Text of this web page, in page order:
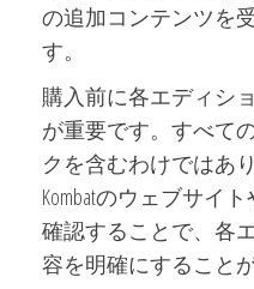
の追加コンテンツを
す。
購入前に各エディシ
が重要です。すべて
クを含むわけではあ
Kombatのウェブサイ
確認することで、各
容を明確にすること